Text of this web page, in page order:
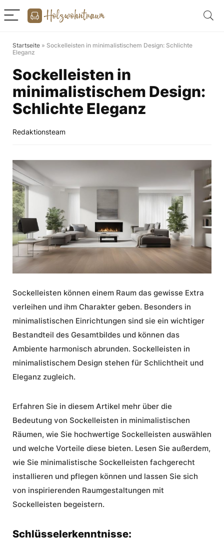
Startseite » Sockelleisten in minimalistischem Design: Schlichte
Eleganz
Sockelleisten in
minimalistischem Design:
Schlichte Eleganz
Redaktionsteam
Sockelleisten können einem Raum das gewisse Extra
verleihen und ihm Charakter geben. Besonders in
minimalistischen Einrichtungen sind sie ein wichtiger
Bestandteil des Gesamtbildes und können das
Ambiente harmonisch abrunden. Sockelleisten in
minimalistischem Design stehen für Schlichtheit und
Eleganz zugleich.
Erfahren Sie in diesem Artikel mehr über die
Bedeutung von Sockelleisten in minimalistischen
Räumen, wie Sie hochwertige Sockelleisten auswählen
und welche Vorteile diese bieten. Lesen Sie außerdem,
wie Sie minimalistische Sockelleisten fachgerecht
installieren und pflegen können und lassen Sie sich
von inspirierenden Raumgestaltungen mit
Sockelleisten begeistern.
Schlüsselerkenntnisse: